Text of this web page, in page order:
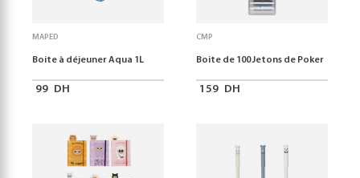
MAPED
Boite à déjeuner Aqua 1L
99 DH
CMP
Boite de 100 Jetons de Poker
159 DH